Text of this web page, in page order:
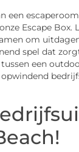
een
Escape Box.
om
spel dat
een